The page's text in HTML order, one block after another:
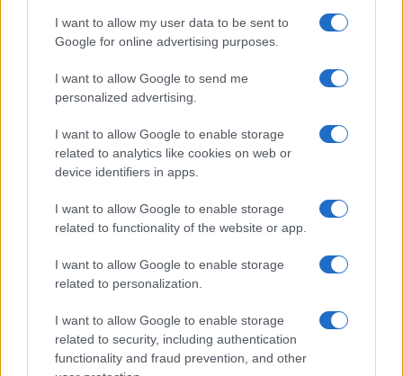
I want to allow my user data to be sent to
Google for online advertising purposes.
I want to allow Google to send me
personalized advertising.
I want to allow Google to enable storage
related to analytics like cookies on web or
device identifiers in apps.
I want to allow Google to enable storage
related to functionality of the website or app.
I want to allow Google to enable storage
related to personalization.
I want to allow Google to enable storage
related to security, including authentication
functionality and fraud prevention, and other
Ricevi le nostre ultime news
daGoogle News
Condividi l'articolo
a
ce
b
o
T
w
it
te
r
Pi
n
te
re
st
W
h
at
s
A
S
h
a
re
Articolo precedente
Prossimo articolo